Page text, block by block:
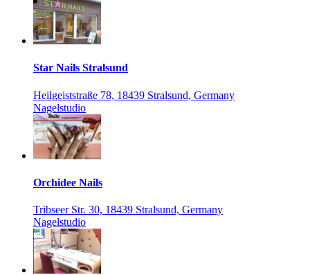
Star Nails Stralsund
Heilgeiststraße 78, 18439 Stralsund, Germany
Nagelstudio
Orchidee Nails
Tribseer Str. 30, 18439 Stralsund, Germany
Nagelstudio